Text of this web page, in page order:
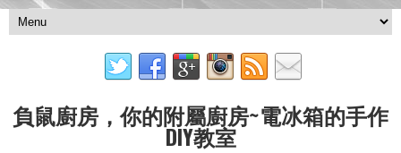
負鼠廚房，你的附屬廚房~電冰箱的手作
DIY教室